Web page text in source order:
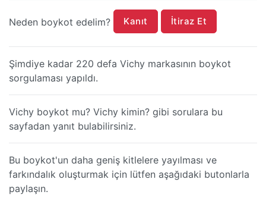
Neden boykot edelim? Kanıt İtiraz Et
Şimdiye kadar 220 defa Vichy markasının boykot
sorgulaması yapıldı.
Vichy boykot mu? Vichy kimin? gibi sorulara bu
sayfadan yanıt bulabilirsiniz.
Bu boykot'un daha geniş kitlelere yayılması ve
farkındalık oluşturmak için lütfen aşağıdaki butonlarla
paylaşın.